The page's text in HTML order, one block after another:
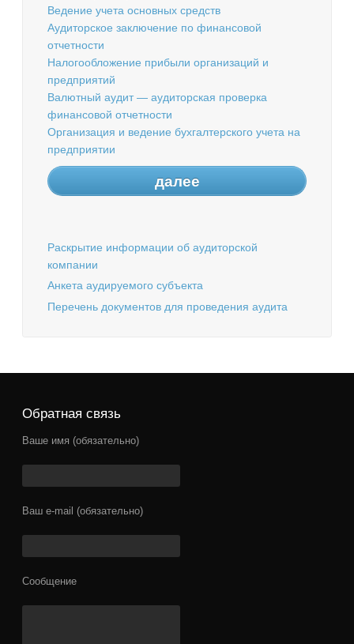
Ведение учета основных средств
Аудиторское заключение по финансовой
отчетности
Налогообложение прибыли организаций и
предприятий
Валютный аудит — аудиторская проверка
финансовой отчетности
Организация и ведение бухгалтерского учета на
предприятии
далее
Раскрытие информации об аудиторской
компании
Анкета аудируемого субъекта
Перечень документов для проведения аудита
Обратная связь
Ваше имя (обязательно)
Ваш e-mail (обязательно)
Сообщение